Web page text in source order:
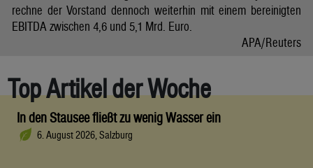
rechne der Vorstand dennoch weiterhin mit einem bereinigten
EBITDA zwischen 4,6 und 5,1 Mrd. Euro.
APA/Reuters
Top Artikel der Woche
In den Stausee fließt zu wenig Wasser ein
6. August 2026, Salzburg